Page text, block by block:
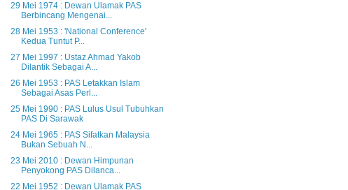
29 Mei 1974 : Dewan Ulamak PAS
Berbincang Mengenai...
28 Mei 1953 : 'National Conference'
Kedua Tuntut P...
27 Mei 1997 : Ustaz Ahmad Yakob
Dilantik Sebagai A...
26 Mei 1953 : PAS Letakkan Islam
Sebagai Asas Perl...
25 Mei 1990 : PAS Lulus Usul Tubuhkan
PAS Di Sarawak
24 Mei 1965 : PAS Sifatkan Malaysia
Bukan Sebuah N...
23 Mei 2010 : Dewan Himpunan
Penyokong PAS Dilanca...
22 Mei 1952 : Dewan Ulamak PAS